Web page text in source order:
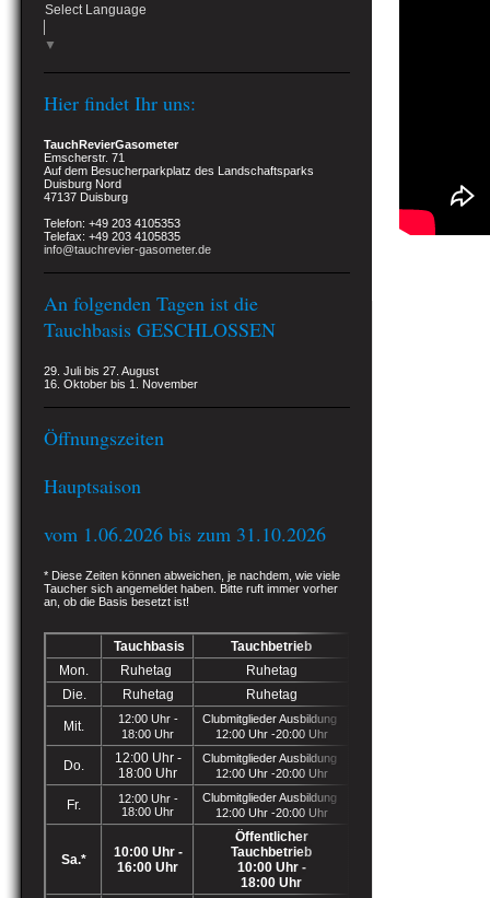
Select Language
▼
Hier findet Ihr uns:
TauchRevierGasometer
Emscherstr. 71
Auf dem Besucherparkplatz des Landschaftsparks
Duisburg Nord
47137 Duisburg
Telefon: +49 203 4105353
Telefax: +49 203 4105835
info@tauchrevier-gasometer.de
An folgenden Tagen ist die
Tauchbasis GESCHLOSSEN
29. Juli bis 27. August
16. Oktober bis 1. November
Öffnungszeiten
Hauptsaison
vom 1.06.2026 bis zum 31.10.2026
* Diese Zeiten können abweichen, je nachdem, wie viele
Taucher sich angemeldet haben. Bitte ruft immer vorher
an, ob die Basis besetzt ist!
Tauchbasis
Tauchbetrieb
Mon.
Ruhetag
Ruhetag
Die.
Ruhetag Ruhetag
Mit.
12:00 Uhr -
18:00 Uhr
Clubmitglieder Ausbildung
12:00 Uhr -20:00 Uhr
Do.
12:00 Uhr -
18:00 Uhr
Clubmitglieder Ausbildung
12:00 Uhr -20:00 Uhr
Fr.
12:00 Uhr -
18:00 Uhr
Clubmitglieder Ausbildung
12:00 Uhr -20:00 Uhr
Sa.*
10:00 Uhr -
16:00 Uhr
Öffentlicher
Tauchbetrieb
10:00 Uhr -
18:00 Uhr